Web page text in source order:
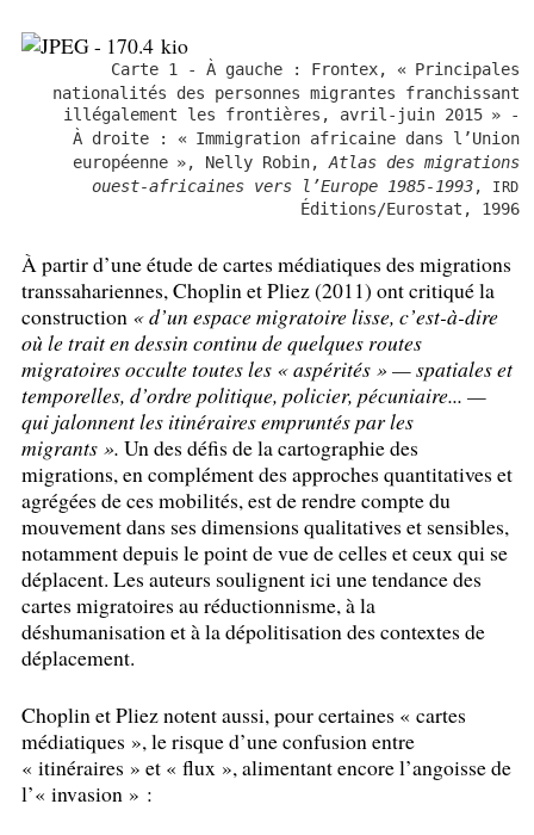
Carte 1 - À gauche : Frontex, « Principales
nationalités des personnes migrantes franchissant
illégalement les frontières, avril-juin 2015 » -
À droite : « Immigration africaine dans l’Union
européenne », Nelly Robin, Atlas des migrations
ouest-africaines vers l’Europe 1985-1993, IRD
Éditions/Eurostat, 1996
À partir d’une étude de cartes médiatiques des migrations
transsahariennes, Choplin et Pliez (2011) ont critiqué la
construction « d’un espace migratoire lisse, c’est-à-dire
où le trait en dessin continu de quelques routes
migratoires occulte toutes les « aspérités » — spatiales et
temporelles, d’ordre politique, policier, pécuniaire... —
qui jalonnent les itinéraires empruntés par les
migrants ». Un des défis de la cartographie des
migrations, en complément des approches quantitatives et
agrégées de ces mobilités, est de rendre compte du
mouvement dans ses dimensions qualitatives et sensibles,
notamment depuis le point de vue de celles et ceux qui se
déplacent. Les auteurs soulignent ici une tendance des
cartes migratoires au réductionnisme, à la
déshumanisation et à la dépolitisation des contextes de
déplacement.
Choplin et Pliez notent aussi, pour certaines « cartes
médiatiques », le risque d’une confusion entre
« itinéraires » et « flux », alimentant encore l’angoisse de
l’« invasion » :